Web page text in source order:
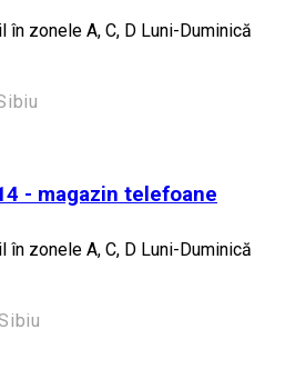
zonele A, C, D Luni-Duminică
- magazin telefoane
zonele A, C, D Luni-Duminică